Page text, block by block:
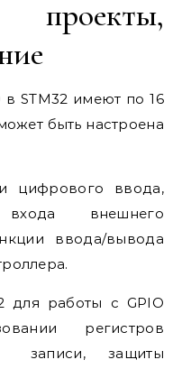
проекты,
STM32 имеют по 16
быть настроена
цифрового ввода,
внешнего
ввода/вывода
для работы с GPIO
регистров
записи, защиты